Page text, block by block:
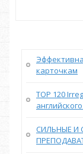
карточкам
TOP 120
СИЛЬНЫЕ И